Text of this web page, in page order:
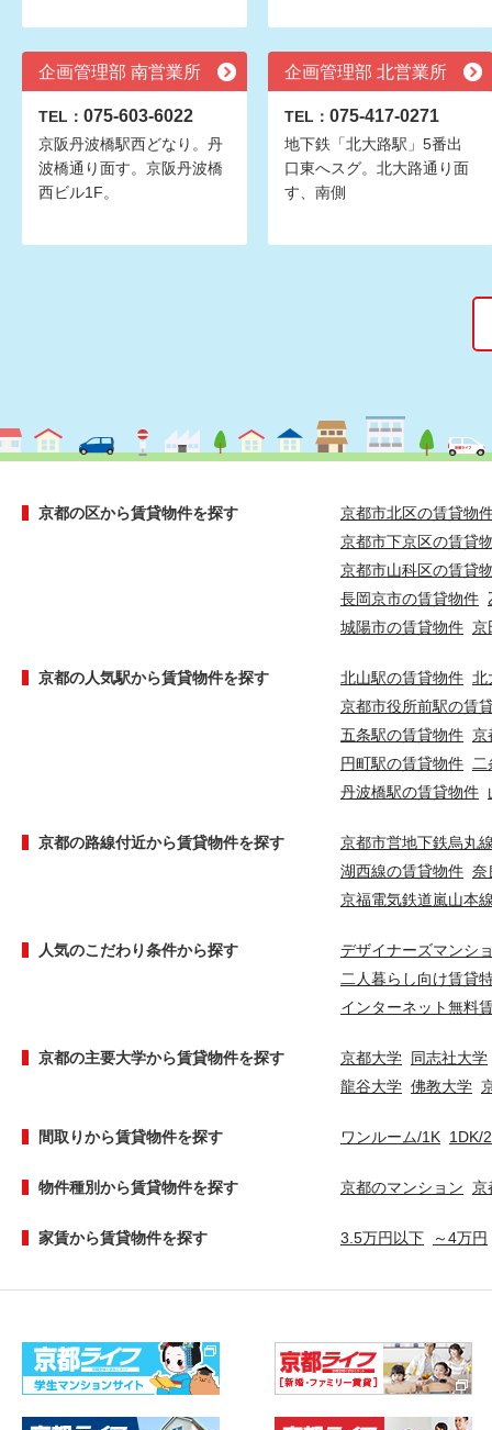
企画管理部 南営業所
TEL： 075-603-6022
京阪丹波橋駅西どなり。丹
波橋通り面す。京阪丹波橋
西ビル1F。
企画管理部 北営業所
TEL： 075-417-0271
地下鉄「北大路駅」5番出
口東へスグ。北大路通り面
す、南側
京都の区から賃貸物件を探す
京都市北区の賃貸物
京都市下京区の賃貸
京都市山科区の賃貸
長岡京市の賃貸物件
城陽市の賃貸物件 京
京都の人気駅から賃貸物件を探す 北山駅の賃貸物件 北
京都市役所前駅の賃
五条駅の賃貸物件 京
円町駅の賃貸物件
丹波橋駅の賃貸物件
京都の路線付近から賃貸物件を探す
京都市営地下鉄烏丸
湖西線の賃貸物件 奈
京福電気鉄道嵐山本
人気のこだわり条件から探す
デザイナーズマンシ
二人暮らし向け賃貸
インターネット無料
京都の主要大学から賃貸物件を探す 京都大学 同志社大学
龍谷大学 佛教大学
間取りから賃貸物件を探す ワンルーム/1K 1DK/
物件種別から賃貸物件を探す 京都のマンション 京
家賃から賃貸物件を探す 3.5万円以下 ～4万円